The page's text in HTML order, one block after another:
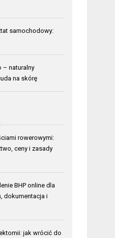
samochodowy:
– naturalny
na skórę
rowerowymi:
ceny i zasady
BHP online dla
dokumentacja i
jak wrócić do